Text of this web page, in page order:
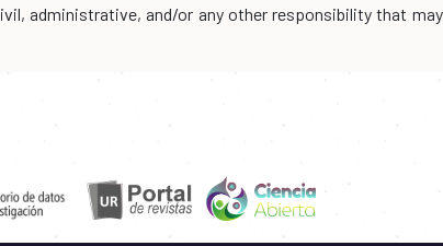
administrative, and/or any other responsibility that